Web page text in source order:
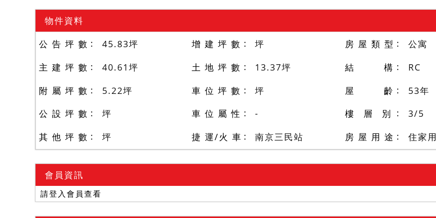
物件資料
公 告 坪 數
45.83坪
主 建 坪 數
40.61 坪
附 屬 坪 數
5.22坪
公 設 坪 數
坪
其 他 坪 數
坪
增 建 坪 數
坪
土 地 坪 數
13.37坪
車 位 坪 數
坪
車 位 屬 性
-
捷 運/火 車
南京三民站
房 屋 類 型
公寓
結 構
RC
屋 齡
53年
樓 層 別
3/5
房 屋 用 途
住家
會員資訊
請登入會員查看